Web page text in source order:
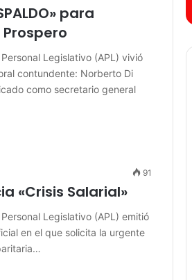
para
Legislativo (APL) vivió
contundente: Norberto Di
como secretario general
91
«Crisis Salarial»
Legislativo (APL) emitió
en el que solicita la urgente